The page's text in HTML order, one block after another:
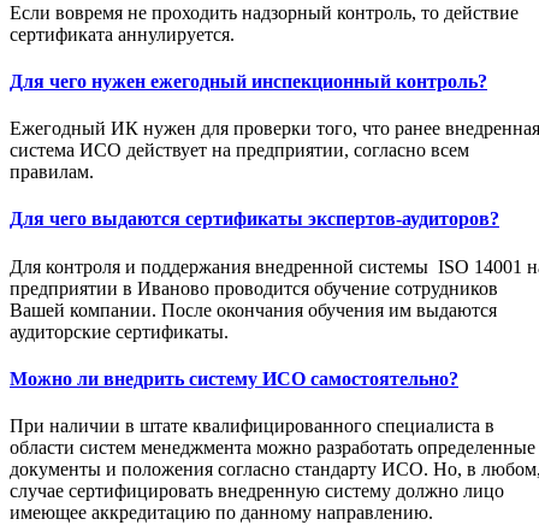
Если вовремя не проходить надзорный контроль, то действие
сертификата аннулируется.
Для чего нужен ежегодный инспекционный контроль?
Ежегодный ИК нужен для проверки того, что ранее внедренная
система ИСО действует на предприятии, согласно всем
правилам.
Для чего выдаются сертификаты экспертов-аудиторов?
Для контроля и поддержания внедренной системы ISO 14001
предприятии в Иваново проводится обучение сотрудников
Вашей компании. После окончания обучения им выдаются
аудиторские сертификаты.
Можно ли внедрить систему ИСО самостоятельно?
При наличии в штате квалифицированного специалиста в
области систем менеджмента можно разработать определенные
документы и положения согласно стандарту ИСО. Но, в
случае сертифицировать внедренную систему должно лицо
имеющее аккредитацию по данному направлению.